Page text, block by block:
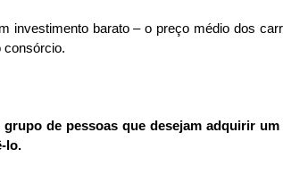
investimento barato – o preço médio dos
consórcio.
de pessoas que desejam adquirir
lo.